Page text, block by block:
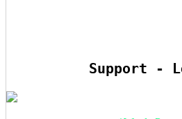
Support -